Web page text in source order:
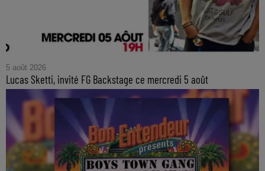
5 août 2026
Lucas Sketti, invité FG Backstage ce mercredi 5 août